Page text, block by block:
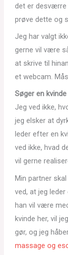
det er desværre
prøve dette og
Jeg har valgt
gerne vil være
at skrive til
et webcam.
Søger en
Jeg ved ikke,
jeg elsker at
leder efter en
ved ikke, hvad
vil gerne
Min partner
ved, at jeg
han vil være
kvinde her, vil
gør, og jeg
massage og